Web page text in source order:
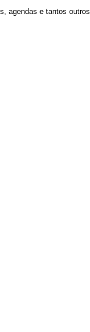
agendas e tantos outros